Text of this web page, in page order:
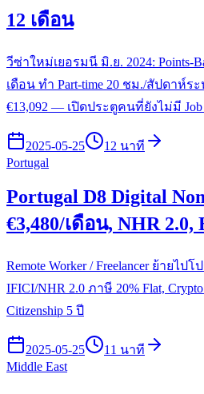
12 เดือน
วีซ่าใหม่เยอรมนี มิ.ย. 2024: Points-
เดือน ทำ Part-time 20 ชม./สัปดาห์ร
€13,092 — เปิดประตูคนที่ยังไม่มี Job
2025-05-25
12 นาที
Portugal
Portugal D8 Digital
€3,480/เดือน, NHR 2.0,
Remote Worker / Freelancer ย้ายไป
IFICI/NHR 2.0 ภาษี 20% Flat,
Citizenship 5 ปี
2025-05-25
11 นาที
Middle East